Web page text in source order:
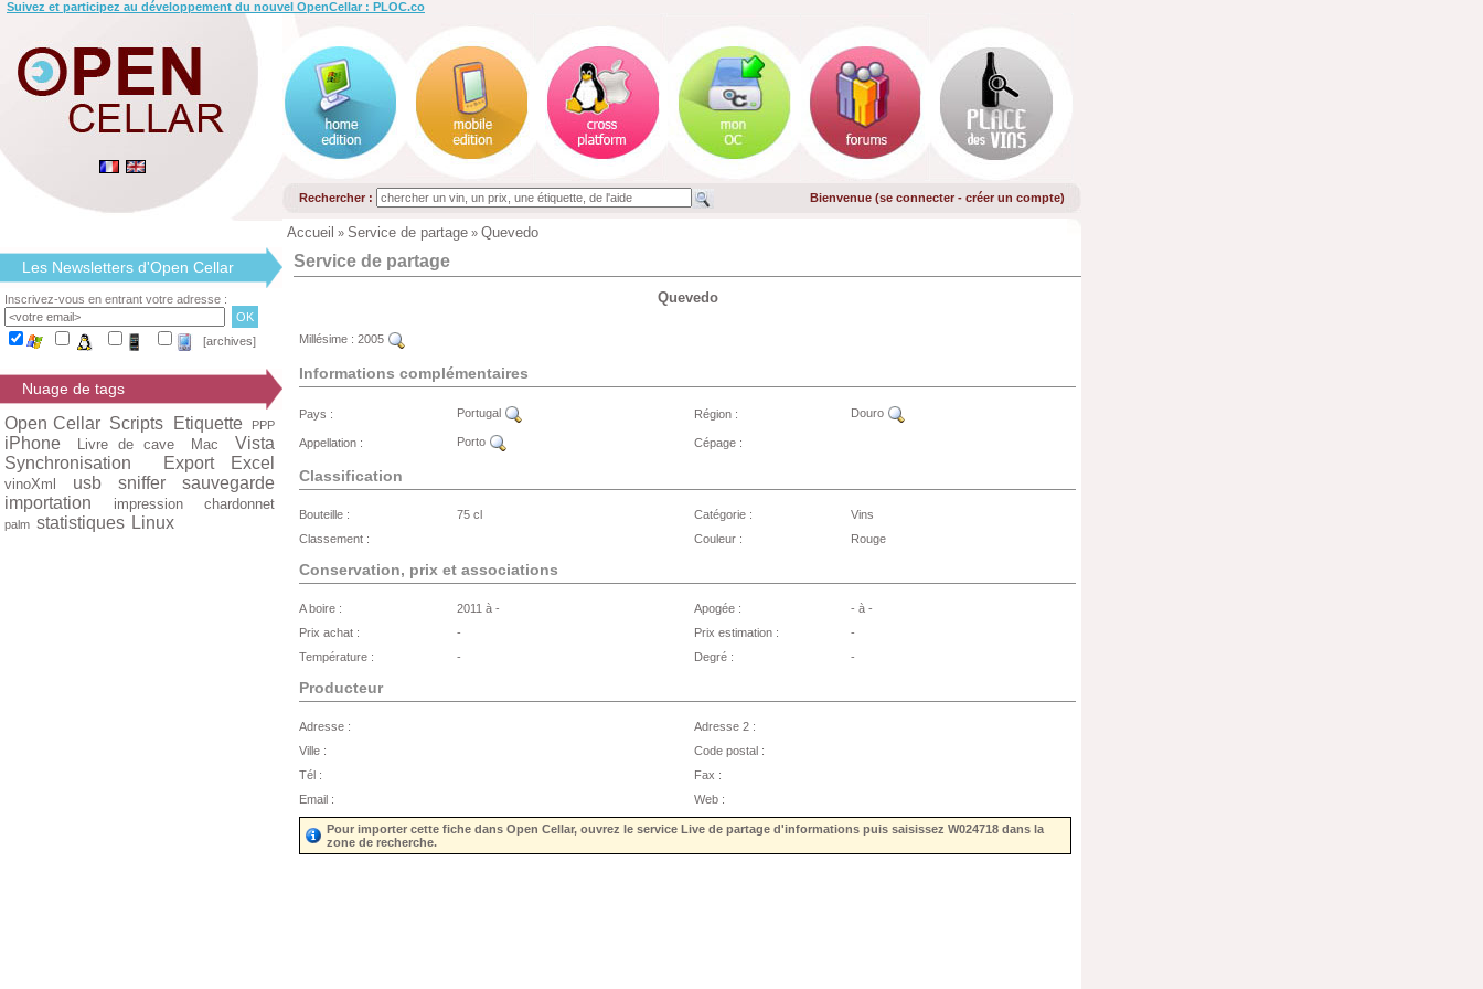
Suivez et participez au développement du nouvel OpenCellar : PLOC.co
Rechercher : Bienvenue (se connecter - créer un compte)
Accueil » Service de partage » Quevedo
Les Newsletters d'Open Cellar
Inscrivez-vous en entrant votre adresse :
[archives]
Nuage de tags
Open Cellar Scripts Etiquette PPP
iPhone Livre de cave Mac
Vista
Synchronisation
Export Excel
vinoXml usb sniffer
sauvegarde
importation
impression chardonnet
palm statistiques Linux
Service de partage
Quevedo
Millésime : 2005
Informations complémentaires
Pays : Portugal Région : Douro
Appellation : Porto Cépage :
Classification
Bouteille : 75 cl Catégorie :
Vins
Classement :
Couleur : Rouge
Conservation, prix et associations
A boire : 2011 à - Apogée :
- à -
Prix achat :
- Prix estimation :
-
Température :
- Degré : -
Producteur
Adresse :
Adresse 2 :
Ville :
Code postal :
Tél :
Fax :
Email :
Web :
Pour importer cette fiche dans Open Cellar, ouvrez le service Live de partage d'informations puis saisissez W024718 dans la
zone de recherche.